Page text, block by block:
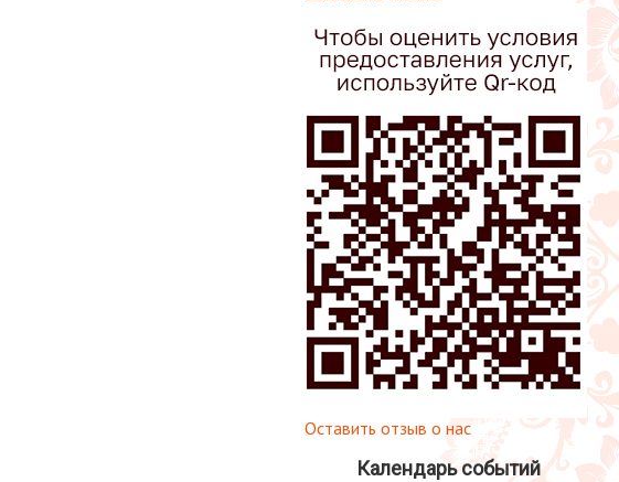
Оставить отзыв о нас
Календарь событий